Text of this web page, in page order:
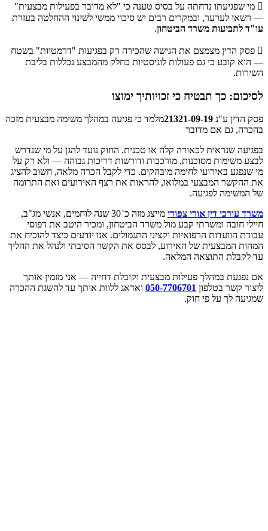
 מי שפגיעתו נדחתה על בסיס טענה כי "לא מדובר בפעילות מבצעית"
— רשאי לערער, ובמקרים רבים יש סיכוי ממשי לשינוי ההחלטה בעזרת
עו"ד לתביעות משרד הביטחון.
 פסק הדין מצמצם את הגישה שהכירה רק בפגיעות "דרמטיות" בשטח
— הוא קובע כי גם פעולות לוגיסטיות כחלק מהמבצע נכללות בליבת
השירות.
לסיכום: כך תבטיח כי זכויותיך ימוצו
פסק הדין ע"נ
מלמד כי פגיעה במהלך משימה מבצעית מזכה
בהכרה, גם אם מדובר
בפגיעה שנראית לכאורה קלה או טכנית. החוק נועד להגן על מי שנדרש
לבצע משימות מסוכנות, מורכבות ודורשות דריכות גבוהה — ולא רק על
מי שנפגע באירועי לחימה מובהקים. כדי לקבל הכרה מלאה, חשוב להציג
את ההקשר המבצעי במלואו, להראות את רצף האירועים ואת התרומה
של המשימה לפגיעה.
משרד עורכי דין אורי צפורי
מייצג מזה כ־30 שנה לוחמים, אנשי מג"ב,
חיילי חובה ומשרתי קבע מול משרד הביטחון, ומכיר היטב את דפוסי
עבודת הוועדות הרפואיות וקציני התגמולים. אנו יודעים כיצד להוכיח את
המהות המבצעית של האירוע, לבסס את הקשר הסיבתי ולנהל את ההליך
עד לקבלת התוצאה המלאה.
אם נפגעת במהלך פעילות מבצעית וקיבלת דחייה — אני מזמין אותך
ליצור קשר בטלפון 050-7706701 ואדאג ללוות אותך עד להשגת ההכרה
שמגיעה לך על פי חוק.